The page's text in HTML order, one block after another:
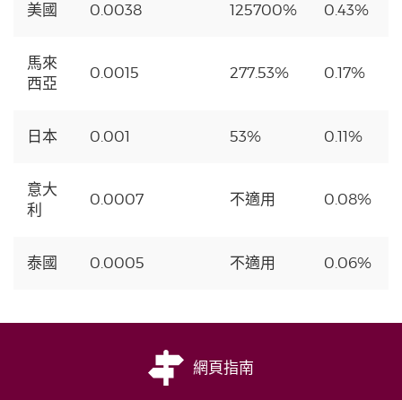
美國 0.0038 125700% 0.43%
馬來
西亞
0.0015 277.53% 0.17%
日本 0.001 53% 0.11%
意大
利
0.0007 不適用 0.08%
泰國 0.0005 不適用 0.06%
網頁指南